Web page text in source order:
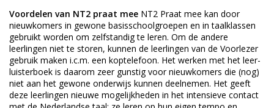
Voordelen van NT2 praat mee NT2 Praat mee kan door
nieuwkomers in gewone basisschoolgroepen en in taalklassen
gebruikt worden om zelfstandig te leren. Om de andere
leerlingen niet te storen, kunnen de leerlingen van de Voorlezer
gebruik maken i.c.m. een koptelefoon. Het werken met het leer-
luisterboek is daarom zeer gunstig voor nieuwkomers die (nog)
niet aan het gewone onderwijs kunnen deelnemen. Het geeft
deze leerlingen nieuwe mogelijkheden in het intensieve contact